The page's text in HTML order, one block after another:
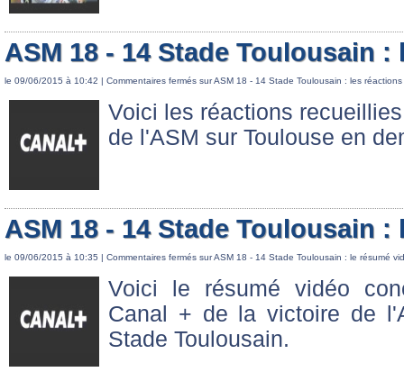
ASM 18 - 14 Stade Toulousain
le 09/06/2015 à 10:42 | Commentaires fermés sur ASM 18 - 14 Stade Toulousain : les
Voici les réactions
de l'ASM sur Toulouse en
ASM 18 - 14 Stade Toulousain
le 09/06/2015 à 10:35 | Commentaires fermés sur ASM 18 - 14 Stade Toulousain : le résumé
Voici le résumé vidéo
Canal + de la victoire de
Stade Toulousain.